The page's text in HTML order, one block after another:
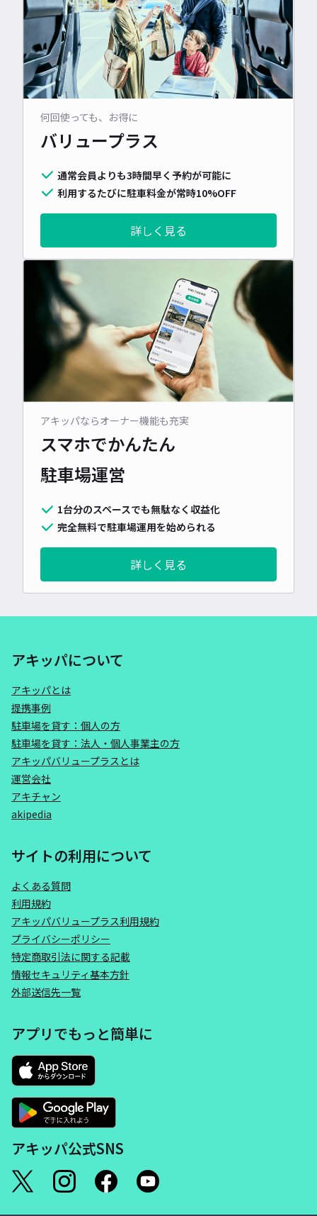
何回使っても、お得に
バリュープラス
通常会員よりも3時間早く予約が可能に
利用するたびに駐車料金が常時10%OFF
詳しく見る
アキッパならオーナー機能も充実
スマホでかんたん
駐車場運営
1台分のスペースでも無駄なく収益化
完全無料で駐車場運用を始められる
詳しく見る
アキッパについて
アキッパとは
提携事例
駐車場を貸す：個人の方
駐車場を貸す：法人・個人事業主の方
アキッパバリュープラスとは
運営会社
アキチャン
akipedia
サイトの利用について
よくある質問
利用規約
アキッパバリュープラス利用規約
プライバシーポリシー
特定商取引法に関する記載
情報セキュリティ基本方針
外部送信先一覧
アプリでもっと簡単に
アキッパ公式SNS